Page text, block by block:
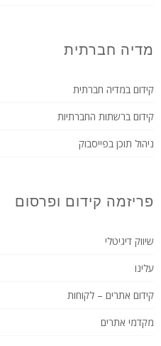
מדיה חברתית
קידום במדיה חברתית
קידום ברשתות החברתיות
ניהול תוכן בפייסבוק
פריזמה קידום ופרסום
שיווק דיגיטלי
עלינו
קידום אתרים – לקוחות
מקדמי אתרים